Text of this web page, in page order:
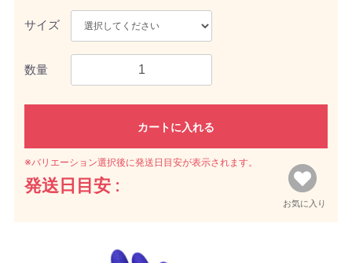
サイズ
数量
カートに入れる
お気に入り
※バリエーション選択後に発送日目安が表示されます。
発送日目安 :